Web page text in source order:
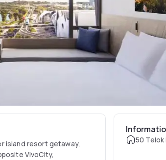
island resort getaway,
VivoCity,
50 Telok